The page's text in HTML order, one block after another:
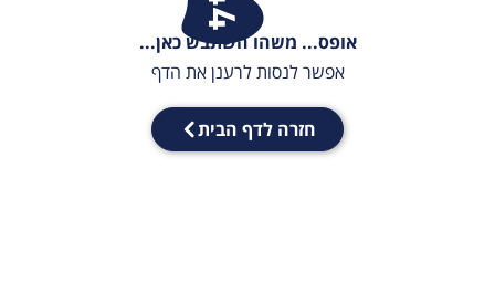
אופס... משהו השתבש כאן...
אפשר לנסות לרענן את הדף
חזרה לדף הבית